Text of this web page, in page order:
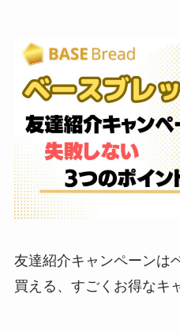
友達紹介キャンペーンは
買える、すごくお得なキ